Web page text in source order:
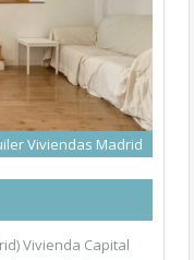
Viviendas Madrid
Vivienda Capital